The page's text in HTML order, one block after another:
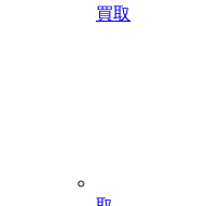
買取